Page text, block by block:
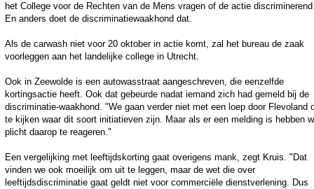
het College voor de Rechten van de Mens vragen of de actie
En anders doet de discriminatiewaakhond dat.
Als de carwash niet voor 20 oktober in actie komt, zal het bureau de zaak
voorleggen aan het landelijke college in Utrecht.
Ook in Zeewolde is een autowasstraat aangeschreven, die eenzelfde
kortingsactie heeft. Ook dat gebeurde nadat iemand zich had gemeld bij de
discriminatie-waakhond. "We gaan verder niet met een loep door Flevoland
te kijken waar dit soort initiatieven zijn. Maar als er een melding is hebben
plicht daarop te reageren."
Een vergelijking met leeftijdskorting gaat overigens mank, zegt Kruis. "Dat
vinden we ook moeilijk om uit te leggen, maar de wet die over
leeftijdsdiscriminatie gaat geldt niet voor commerciële dienstverlening. Dus